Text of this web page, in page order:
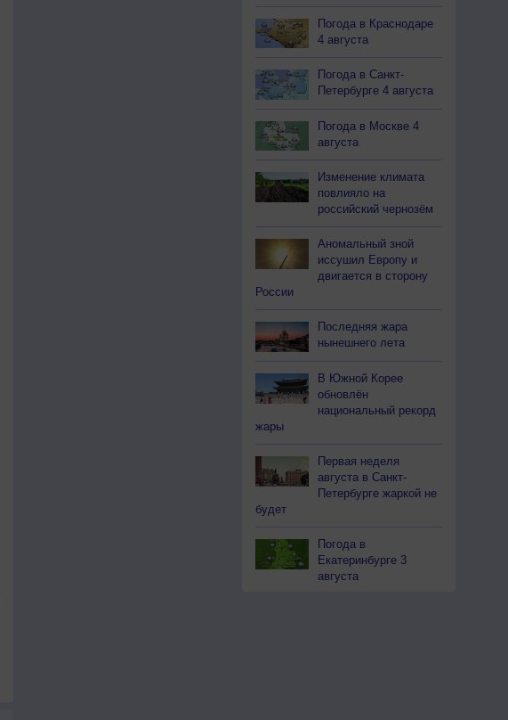
Погода в Краснодаре
4 августа
Погода в Санкт-
Петербурге 4 августа
Погода в Москве 4
августа
Изменение климата
повлияло на
российский чернозём
Аномальный зной
иссушил Европу и
двигается в сторону
России
Последняя жара
нынешнего лета
В Южной Корее
обновлён
национальный рекорд
жары
Первая неделя
августа в Санкт-
Петербурге жаркой не
будет
Погода в
Екатеринбурге 3
августа